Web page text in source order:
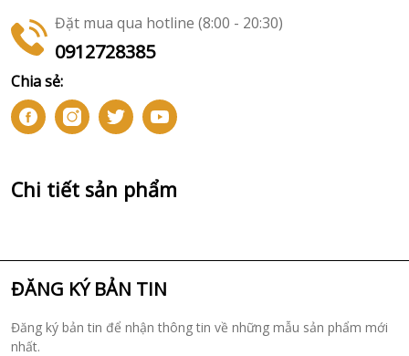
Đặt mua qua hotline (8:00 - 20:30)
0912728385
Chia sẻ:
Chi tiết sản phẩm
ĐĂNG KÝ BẢN TIN
Đăng ký bản tin để nhận thông tin về những mẫu sản phẩm mới
nhất.